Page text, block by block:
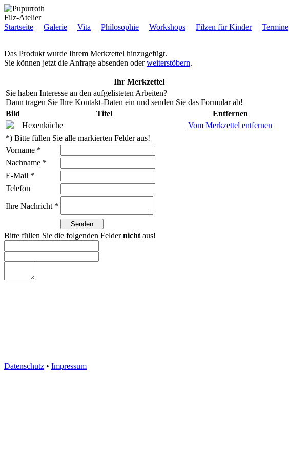
Filz-Atelier
Startseite
Galerie Vita Philosophie Workshops Filzen für Kinder Termine
Das Produkt wurde Ihrem Merkzettel hinzugefügt.
Sie können jetzt die Anfrage absenden oderweiterstöbern.
Ihr Merkzettel
Sie haben Interesse an den aufgelisteten Arbeiten?
Dann tragen Sie Ihre Kontakt-Daten ein und senden Sie das Formular ab!
Bild
Titel
Entfernen
Hexenküche
Vom Merkzettel entfernen
*) Bitte füllen Sie alle markierten Felder aus!
Vorname *
Nachname *
E-Mail *
Telefon
Ihre Nachricht *
Bitte füllen Sie die folgenden Feldernicht aus!
Datenschutz • Impressum